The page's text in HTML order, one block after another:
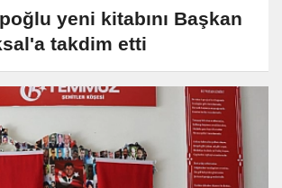
yeni kitabını Başkan
takdim etti